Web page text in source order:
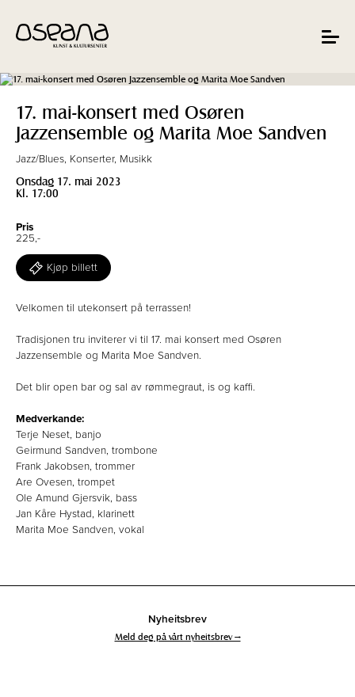
innhold
navigasjon
Toggle
Velkomen til utekonsert på terrassen!
Tradisjonen tru inviterer vi til 17. mai konsert med Osøren
Jazzensemble og Marita Moe Sandven.
Det blir open bar og sal av rømmegraut, is og kaffi.
Medverkande:
Terje Neset, banjo
Geirmund Sandven, trombone
Frank Jakobsen, trommer
Are Ovesen, trompet
Ole Amund Gjersvik, bass
Jan Kåre Hystad, klarinett
Marita Moe Sandven, vokal
17. mai-konsert med Osøren
Jazzensemble og Marita Moe Sandven
Jazz/Blues, Konserter, Musikk
Onsdag 17. mai 2023
Kl. 17:00
Pris
225,-
Kjøp billett
Nyheitsbrev
Meld deg på vårt nyheitsbrev →